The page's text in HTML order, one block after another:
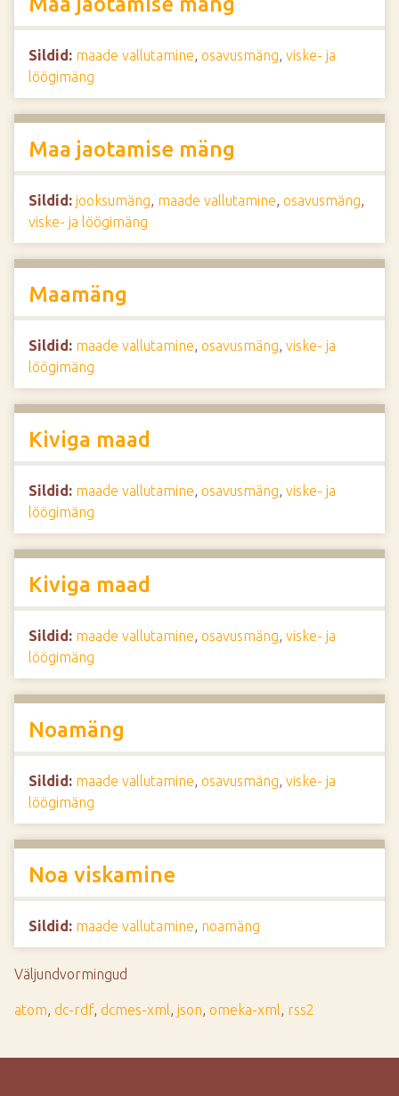
Sildid: maade vallutamine, osavusmäng, viske- ja
löögimäng
Maa jaotamise mäng
Sildid: jooksumäng, maade vallutamine, osavusmäng,
viske- ja löögimäng
Maamäng
Sildid: maade vallutamine, osavusmäng, viske- ja
löögimäng
Kiviga maad
Sildid: maade vallutamine, osavusmäng, viske- ja
löögimäng
Kiviga maad
Sildid: maade vallutamine, osavusmäng, viske- ja
löögimäng
Noamäng
Sildid: maade vallutamine, osavusmäng, viske- ja
löögimäng
Noa viskamine
Sildid: maade vallutamine, noamäng
Väljundvormingud
atom, dc-rdf, dcmes-xml, json, omeka-xml, rss2